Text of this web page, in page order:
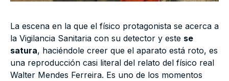
La escena en la que el físico protagonista se acerca a
la Vigilancia Sanitaria con su detector y este se
satura, haciéndole creer que el aparato está roto, es
una reproducción casi literal del relato del físico real
Walter Mendes Ferreira. Es uno de los momentos